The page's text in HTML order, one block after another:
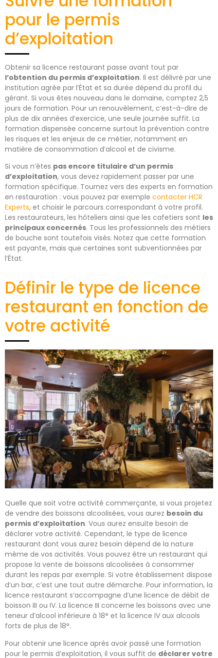
pour le permis
d’exploitation
Obtenir sa licence restaurant passe avant tout par
l’obtention du permis d’exploitation. Il est délivré par une
institution agrée par l’État et sa durée dépend du profil du
gérant. Si vous êtes nouveau dans le domaine, comptez 2,5
jours de formation. Pour un renouvèlement, c’est-à-dire de
plus de dix années d’exercice, une seule journée suffit. La
formation dispensée concerne surtout la prévention contre
les risques et les enjeux de ce métier, notamment en
matière de consommation d’alcool et de civisme.
Si vous n’êtes pas encore titulaire d’un permis
d’exploitation, vous devez rapidement passer par une
formation spécifique. Tournez vers des experts en formation
en restauration : vous pouvez par exemple contacter HCR
Experts, et choisir le parcours correspondant à votre profil.
Les restaurateurs, les hôteliers ainsi que les cafetiers sont les
principaux concernés. Tous les professionnels des métiers
de bouche sont toutefois visés. Notez que cette formation
est payante, mais que certaines sont subventionnées par
l’État.
Définir le type de licence
restaurant en fonction de
votre activité
Quelle que soit votre activité commerçante, si vous projetez
de vendre des boissons alcoolisées, vous aurez besoin du
permis d’exploitation. Vous aurez ensuite besoin de
déclarer votre activité. Cependant, le type de licence
restaurant dont vous aurez besoin dépend de la nature
même de vos activités. Vous pouvez être un restaurant qui
propose la vente de boissons alcoolisées à consommer
durant les repas par exemple. Si votre établissement dispose
d’un bar, c’est une tout autre démarche. Pour information, la
licence restaurant s’accompagne d’une licence de débit de
boisson III ou IV. La licence III concerne les boissons avec une
teneur d’alcool inférieure à 18° et la licence IV aux alcools
forts de plus de 18°.
Pour obtenir une licence après avoir passé une formation
pour le permis d’exploitation, il vous suffit de déclarer votre